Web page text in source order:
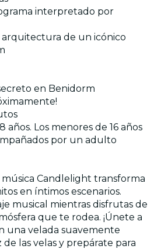
interpretado por
arquitectura de un icónico
en Benidorm
años. Los menores de 16 años
por un adulto
Candlelight transforma
en íntimos escenarios.
musical mientras disfrutas de
que te rodea. ¡Únete a
una velada suavemente
las velas y prepárate para